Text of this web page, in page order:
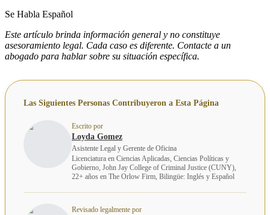
Se Habla Español
Este artículo brinda información general y no constituye
asesoramiento legal. Cada caso es diferente. Contacte a un
abogado para hablar sobre su situación específica.
Las Siguientes Personas Contribuyeron a Esta Página
Escrito por
Loyda Gomez
Asistente Legal y Gerente de Oficina
Licenciatura en Ciencias Aplicadas, Ciencias Políticas y
Gobierno, John Jay College of Criminal Justice (CUNY),
22+ años en The Orlow Firm, Bilingüe: Inglés y Español
Revisado legalmente por